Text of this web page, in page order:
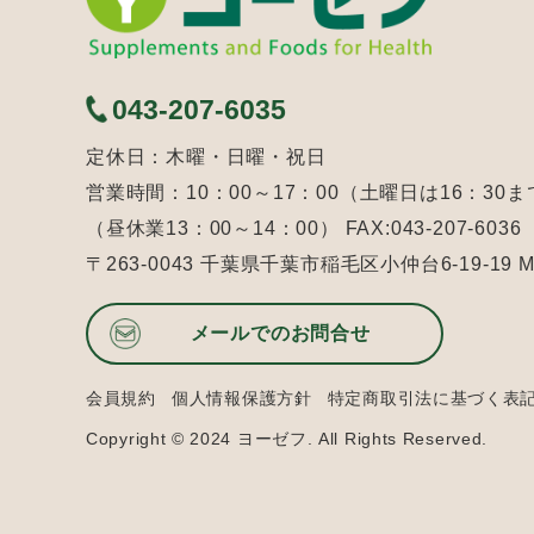
043-207-6035
定休日：木曜・日曜・祝日
営業時間：10：00～17：00（土曜日は16：30ま
（昼休業13：00～14：00） FAX:043-207-6036
〒263-0043 千葉県千葉市稲毛区小仲台6-19-
メールでのお問合せ
会員規約 個人情報保護方針 特定商取引法に基づく表
Copyright © 2024 ヨーゼフ. All Rights Reserved.